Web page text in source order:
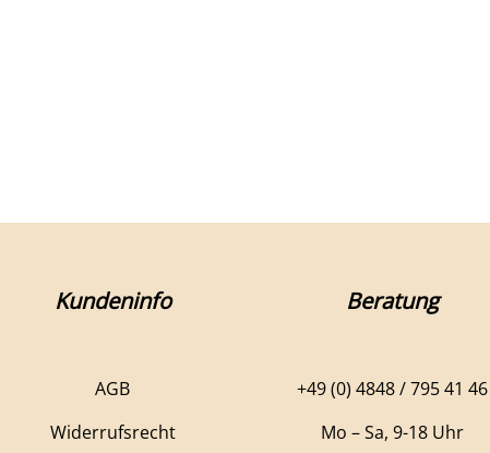
Kundeninfo
AGB
Widerrufsrecht
Beratung
+49 (0) 4848 / 795 41 46
Mo – Sa, 9-18 Uhr